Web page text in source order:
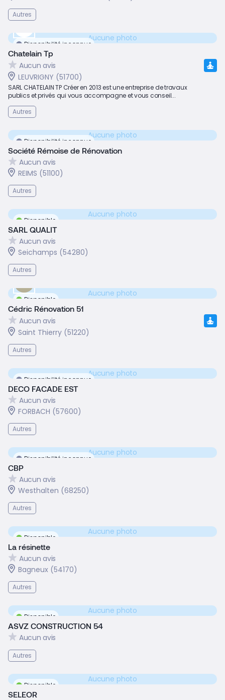
Autres
Disponibilité inconnue
Aucune photo
Chatelain Tp
Aucun avis
LEUVRIGNY (51700)
SARL CHATELAIN TP Créer en 2013 est une entreprise de travaux
publics et privés qui vous accompagne et vous conseil...
Autres
Disponibilité inconnue
Aucune photo
Société Rémoise de Rénovation
Aucun avis
REIMS (51100)
Autres
Disponible
Aucune photo
SARL QUALIT
Aucun avis
Seichamps (54280)
Autres
Disponible
Aucune photo
Cédric Rénovation 51
Aucun avis
Saint Thierry (51220)
Autres
Disponibilité inconnue
Aucune photo
DECO FACADE EST
Aucun avis
FORBACH (57600)
Autres
Disponibilité inconnue
Aucune photo
CBP
Aucun avis
Westhalten (68250)
Autres
Disponible
Aucune photo
La résinette
Aucun avis
Bagneux (54170)
Autres
Disponible
Aucune photo
ASVZ CONSTRUCTION 54
Aucun avis
Autres
Disponible
Aucune photo
SELEOR